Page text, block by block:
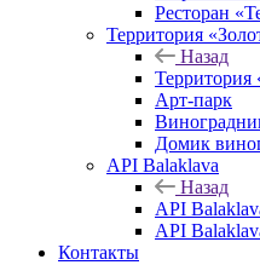
Ресторан
Территория
Назад
Территория
Арт-парк
Домик
API Balaklava
Назад
API
API
Контакты